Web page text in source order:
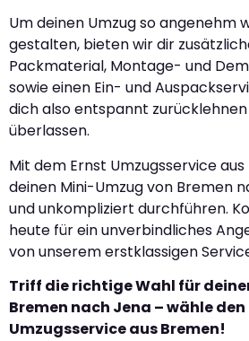
Um deinen Umzug so angenehm
gestalten, bieten wir dir
Packmaterial, Montage- und
sowie einen Ein- und
dich also entspannt
überlassen.
Mit dem Ernst Umzugsservice
deinen Mini-Umzug von Bremen
und unkompliziert durchführen.
heute für ein unverbindliches
von unserem erstklassigen
Triff die richtige Wahl für
Bremen nach Jena – wähle den
Umzugsservice aus Bremen!